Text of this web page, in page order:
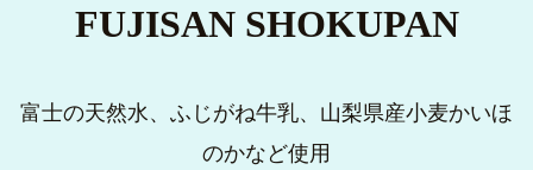
FUJISAN SHOKUPAN
富士の天然水、ふじがね牛乳、山梨県産小麦かいほ
のかなど使用